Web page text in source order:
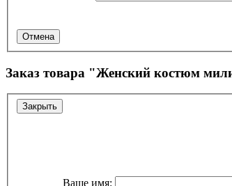
Отмена
Заказ товара "Женский костюм
Ваше имя:
Закрыть